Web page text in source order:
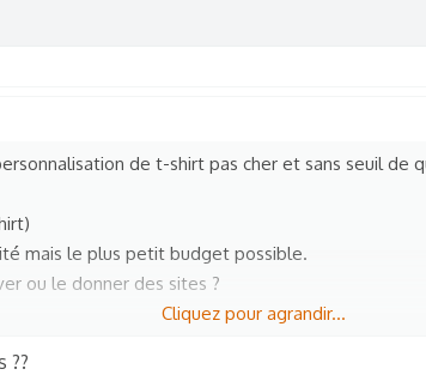
de t-shirt pas cher et sans seuil de
mais le plus petit budget possible.
ou le donner des sites ?
Cliquez pour agrandir...
??